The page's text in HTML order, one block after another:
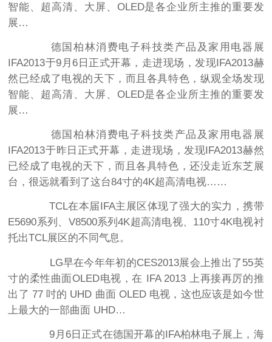
智能、超高清、大屏、OLED是各企业所主推的重要发
展…
德国柏林消费电子科技类产品及家用电器展
IFA2013于9月6日正式开幕，走进现场，发现IFA2013赫
然已经成了电视的天下，而且各具特色，纵观全场发现
智能、超高清、大屏、OLED是各企业所主推的重要发
展…
德国柏林消费电子科技类产品及家用电器展
IFA2013于昨日正式开幕，走进现场，发现IFA2013赫然
已经成了电视的天下，而且各具特色，还没走近东芝展
台，很远就看到了这台84寸的4K超高清电视……
TCL在本届IFA主展区体现了强大的实力，携带
E5690系列、V8500系列4K超高清电视、110寸4K电视衬
托出TCL展区的不同气息。
LG早在今年年初的CES2013展会上推出了55英
寸的柔性曲面OLED电视，在 IFA 2013 上再接再厉的推
出了 77 吋的 UHD 曲面 OLED 电视，这也应该是如今世
上最大的一部曲面 UHD…
9月6日正式在德国开幕的IFA柏林电子展上，海